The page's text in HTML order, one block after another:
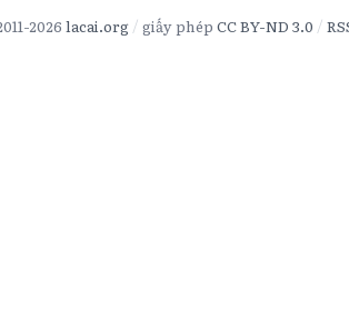
2026 lacai.org giấy phép CC BY-ND 3.0